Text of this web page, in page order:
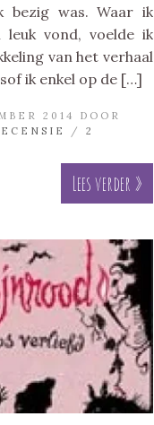
was. Waar ik
leuk vond, voelde ik
van het verhaal
ik enkel op de […]
2014 DOOR
/ 2
Lees verder »